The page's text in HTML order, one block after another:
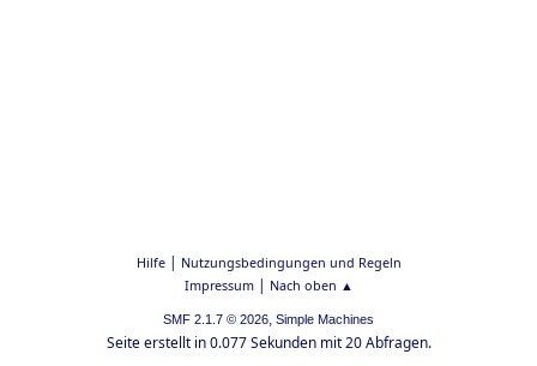
Hilfe| Nutzungsbedingungen und Regeln
Impressum| Nach oben ▲
SMF 2.1.7 © 2026, Simple Machines
Seite erstellt in 0.077 Sekunden mit 20 Abfragen.